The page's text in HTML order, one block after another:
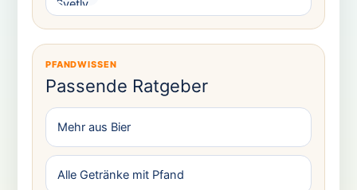
PFANDWISSEN
Passende Ratgeber
Mehr aus Bier
Alle Getränke mit Pfand